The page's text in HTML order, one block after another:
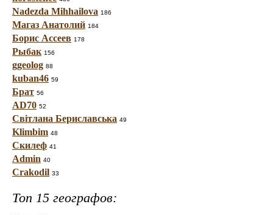
Nadezda Mihhailova 186
Магаз Анатолий 184
Борис Ассеев 178
Рыбак 156
ggeolog 88
kuban46 59
Брат 56
AD70 52
Світлана Бериславська 49
Klimbim 48
Скилеф 41
Admin 40
Crakodil 33
Топ 15 географов: